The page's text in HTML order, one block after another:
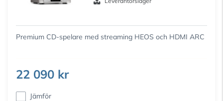
Premium CD-spelare med streaming HEOS och HDMI ARC
22 090 kr
Jämför